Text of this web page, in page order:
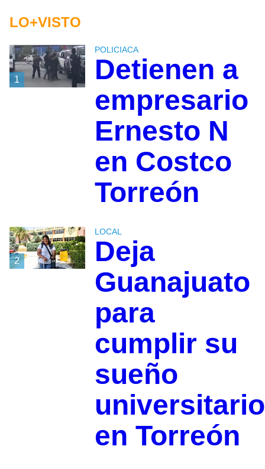
LO+VISTO
1
POLICIACA
Detienen a
empresario
Ernesto N
en Costco
Torreón
2
LOCAL
Deja
Guanajuato
para
cumplir su
sueño
universitario
en Torreón